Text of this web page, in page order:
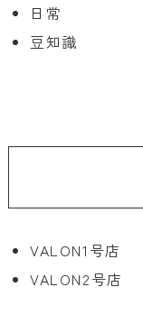
日常
豆知識
VALON1号店
VALON2号店